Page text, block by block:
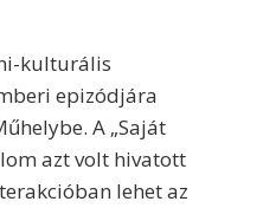
kulturális
epizódjára
A „Saját
azt volt hivatott
lehet az